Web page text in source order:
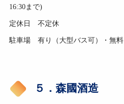
16:30まで)
定休日 不定休
駐車場 有り（大型バス可）・無料
５．森國酒造